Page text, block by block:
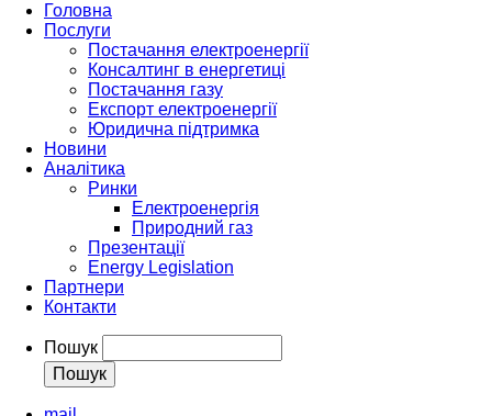
Головна
Послуги
Постачання електроенергії
Консалтинг в енергетиці
Постачання газу
Експорт електроенергії
Юридична підтримка
Новини
Аналітика
Ринки
Електроенергія
Природний газ
Презентації
Energy Legislation
Партнери
Контакти
Пошук